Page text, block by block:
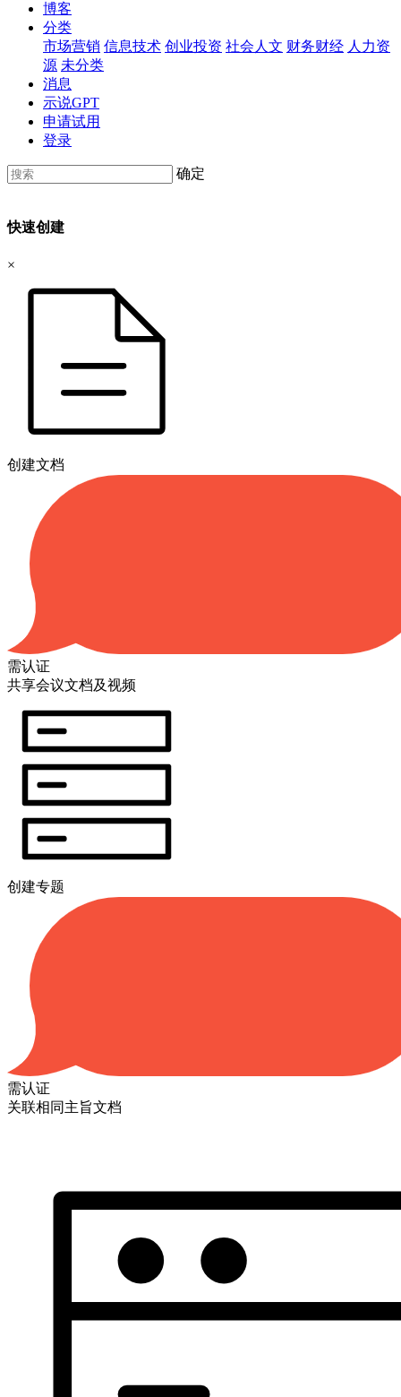
博客
分类
市场营销 信息技术 创业投资 社会人文 财务财经 人力资
源 未分类
消息
示说GPT
申请试用
登录
确定
快速创建
×
创建文档
需认证
共享会议文档及视频
创建专题
需认证
关联相同主旨文档